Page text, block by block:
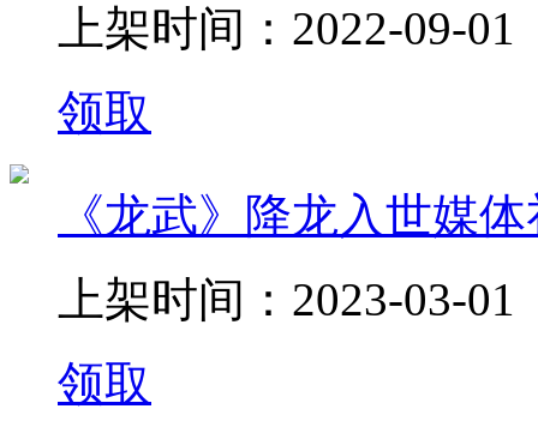
上架时间：2022-09-01
领取
《龙武》降龙入世媒
上架时间：2023-03-01
领取